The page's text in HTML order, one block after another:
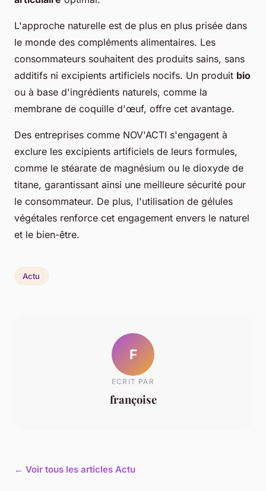
L'approche naturelle est de plus en plus prisée dans
le monde des compléments alimentaires. Les
consommateurs souhaitent des produits sains, sans
additifs ni excipients artificiels nocifs. Un produit bio
ou à base d'ingrédients naturels, comme la
membrane de coquille d'œuf, offre cet avantage.
Des entreprises comme NOV'ACTI s'engagent à
exclure les excipients artificiels de leurs formules,
comme le stéarate de magnésium ou le dioxyde de
titane, garantissant ainsi une meilleure sécurité pour
le consommateur. De plus, l'utilisation de gélules
végétales renforce cet engagement envers le naturel
et le bien-être.
Actu
F
ECRIT PAR
françoise
← Voir tous les articles Actu